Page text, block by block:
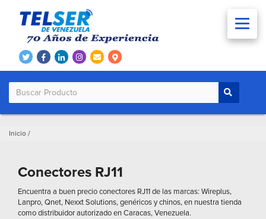
Inicio /
Conectores RJ11
Encuentra a buen precio conectores RJ11 de las marcas: Wireplus,
Lanpro, Qnet, Nexxt Solutions, genéricos y chinos, en nuestra tienda
como distribuidor autorizado en Caracas, Venezuela.